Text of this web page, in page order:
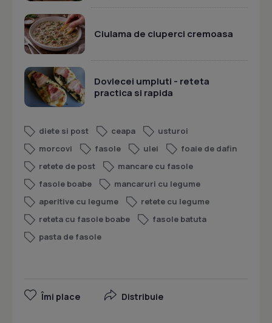
Ciulama de ciuperci cremoasa
Dovlecei umpluti - reteta
practica si rapida
diete si post ceapa
usturoi
morcovi
fasole ulei
foaie de dafin
retete de post
mancare cu fasole
fasole boabe
mancaruri cu legume
aperitive cu legume
retete cu legume
reteta cu fasole boabe
fasole batuta
pasta de fasole
Îmi place Distribuie